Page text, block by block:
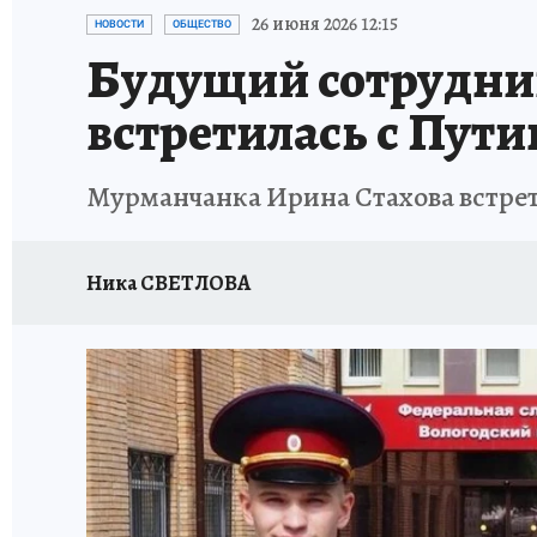
УКРАИНА: СВОДКА КП В МАХ
ЗАПОВЕДНАЯ РОССИЯ ПРОИСШЕСТВИЯ
НОВОСТИ ОБЩЕСТВО 26 июня 2026 12:15
Будущий
встретилась с
Мурманчанка Ирина Стахова
Ника СВЕТЛОВА